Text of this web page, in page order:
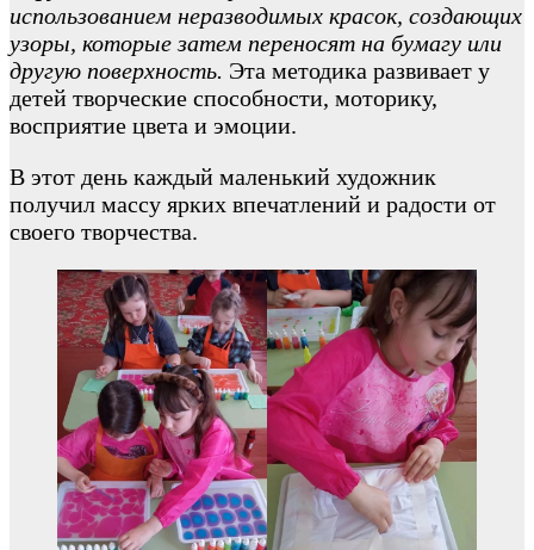
использованием неразводимых красок, создающих
узоры, которые затем переносят на бумагу или
другую поверхность. Эта методика развивает у
детей творческие способности, моторику,
восприятие цвета и эмоции.
В этот день каждый маленький художник
получил массу ярких впечатлений и радости от
своего творчества.